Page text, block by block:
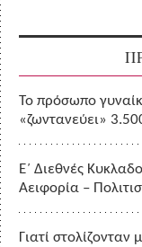
Το πρόσωπο
«ζωντανεύει»
Ε΄ Διεθνές
Αειφορία –
Γιατί στολίζονταν